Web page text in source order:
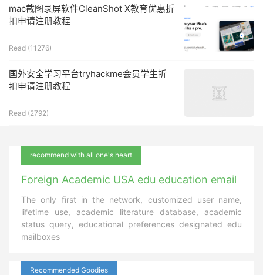
mac截图录屏软件CleanShot X教育优惠折
扣申请注册教程
Read (11276)
国外安全学习平台tryhackme会员学生折
扣申请注册教程
Read (2792)
recommend with all one's heart
Foreign Academic USA edu education email
The only first in the network, customized user name,
lifetime use, academic literature database, academic
status query, educational preferences designated edu
mailboxes
Recommended Goodies